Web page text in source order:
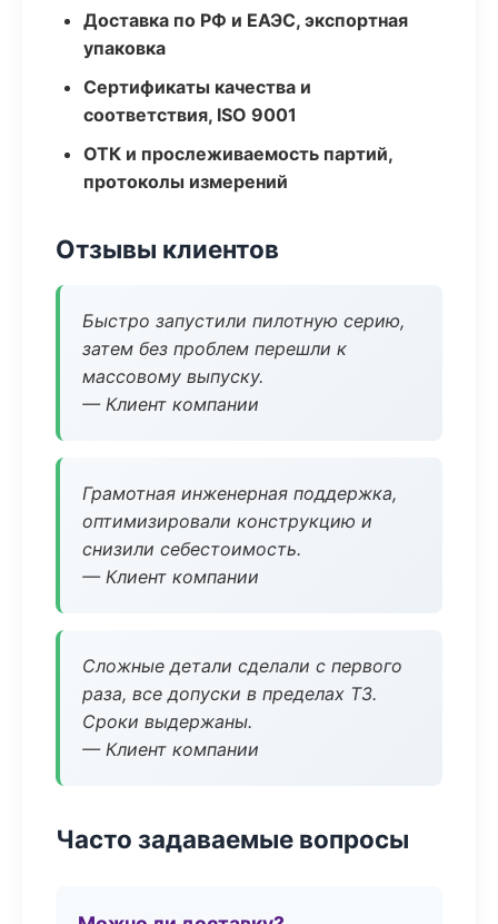
Доставка по РФ и ЕАЭС, экспортная
упаковка
Сертификаты качества и
соответствия, ISO 9001
ОТК и прослеживаемость партий,
протоколы измерений
Отзывы клиентов
Быстро запустили пилотную серию,
затем без проблем перешли к
массовому выпуску.
— Клиент компании
Грамотная инженерная поддержка,
оптимизировали конструкцию и
снизили себестоимость.
— Клиент компании
Сложные детали сделали с первого
раза, все допуски в пределах ТЗ.
Сроки выдержаны.
— Клиент компании
Часто задаваемые вопросы